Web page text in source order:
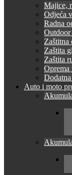
Majice,
Odjeća
Radna
Outdoor
Zaštitna
Zaštita
Zaštita
Oprema
Auto i moto